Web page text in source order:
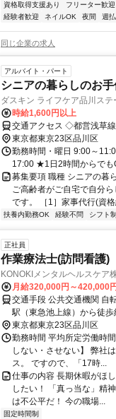
資格取得支援あり
フリーター歓迎
経験者歓迎
ネイルOK 夜間 週
同じ企業の求人
アルバイト・パート
シニアの暮らしのお
ダスキン ライフケア品川ステ
時給1,600円以上
交通アクセス ◇都営浅草
東京都東京23区品川区
勤務時間・曜日 9:00～
17:00 ★1日2時間からでも
募集要項 職種 シニアの暮
ご高齢者がご自宅で自分
です。 ［1］家事代行(資
扶養内勤務OK 経験不問 シフト制
正社員
作業療法士(訪問看護)
KONOKIメンタルヘルスケア
月給320,000円～420,000円
交通手段 公共交通機関 自転車 旗の台駅（東東急大井町線）から徒歩約9
駅（東急池上線）から徒
東京都東京23区品川区
勤務時間 平均所定労働時
しない・させない】 弊社
ス。 ですので、「17時...
仕事の内容 長期休暇がほ
したい！ 「真っ当な」精
は不公平だ！ 今の職場...
固定時間制